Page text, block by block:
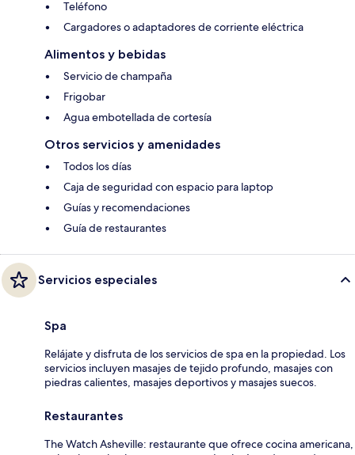
Teléfono
Cargadores o adaptadores de corriente eléctrica
Alimentos y bebidas
Servicio de champaña
Frigobar
Agua embotellada de cortesía
Otros servicios y amenidades
Todos los días
Caja de seguridad con espacio para laptop
Guías y recomendaciones
Guía de restaurantes
Servicios especiales
Spa
Relájate y disfruta de los servicios de spa en la propiedad. Los
servicios incluyen masajes de tejido profundo, masajes con
piedras calientes, masajes deportivos y masajes suecos.
Restaurantes
The Watch Asheville: restaurante que ofrece cocina americana,